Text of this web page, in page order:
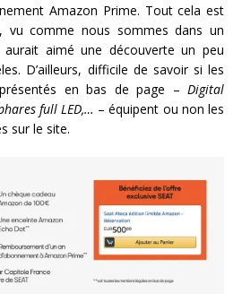
Amazon Prime. Tout cela est
vu comme nous sommes dans un
aurait aimé une découverte un peu
D’ailleurs, difficile de savoir si les
en bas de page – Digital
full LED,… – équipent ou non les
sur le site.